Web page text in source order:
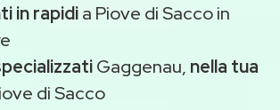
in rapidia Piove di Sacco in
Gaggenau, nella tua
di Sacco